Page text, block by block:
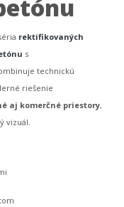
rektifikovaných
s
technickú
riešenie
aj komerčné priestory,
vizuál.